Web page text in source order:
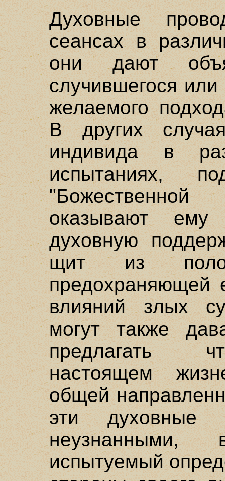
Духовные
сеансах в
они дают
случившегося или
желаемого
В других
индивида в
испытаниях,
оказывают ему
духовную
щит из
предохраняющей
влияний злых
могут также
предлагать
настоящем
общей
эти духовные
испытуемый